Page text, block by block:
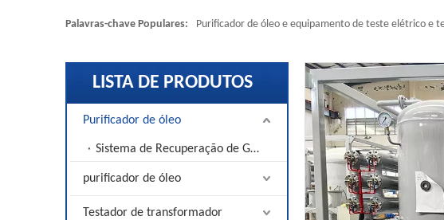
Palavras-chave Populares: Purificador de óleo e equipamento de teste elétrico e
LISTA DE PRODUTOS
Purificador de óleo
Sistema de Recuperação de Gás SF6
purificador de óleo
Testador de transformador